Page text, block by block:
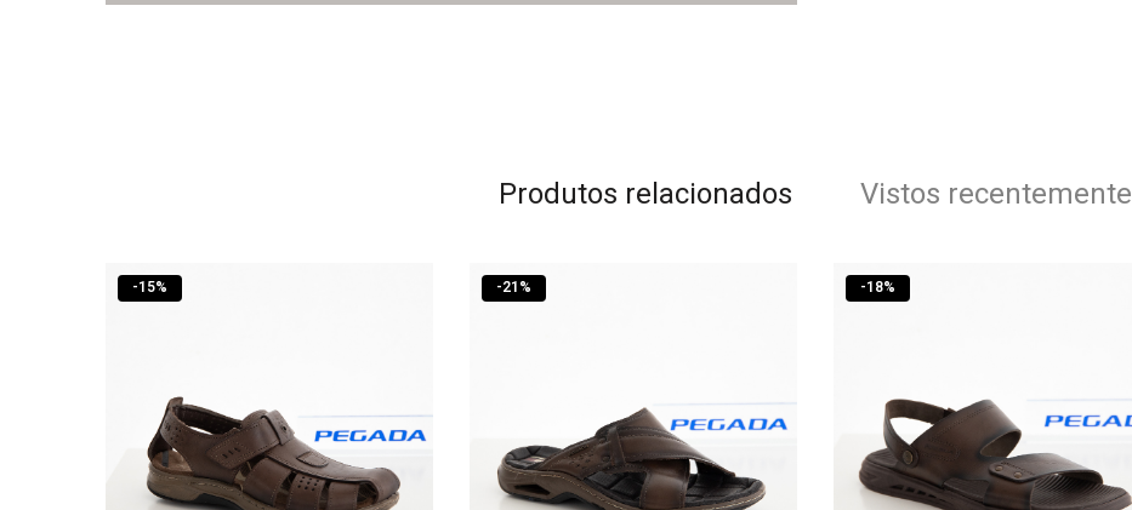
Produtos relacionados Vistos recentemente
-15% -21 % -18%